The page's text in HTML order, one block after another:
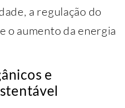
a regulação do
o aumento da energia
e